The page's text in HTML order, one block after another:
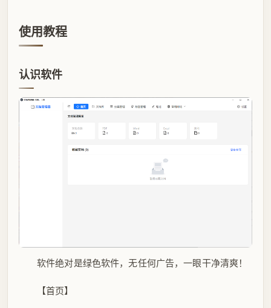
使用教程
认识软件
软件绝对是绿色软件，无任何广告，一眼干净清爽！
【首页】